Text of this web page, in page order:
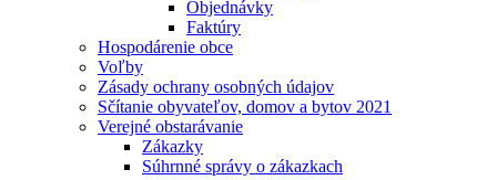
Objednávky
Faktúry
Hospodárenie obce
Voľby
Zásady ochrany osobných údajov
Sčítanie obyvateľov, domov a bytov 2021
Verejné obstarávanie
Zákazky
Súhrnné správy o zákazkach